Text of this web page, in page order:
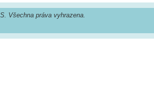
Všechna práva vyhrazena.